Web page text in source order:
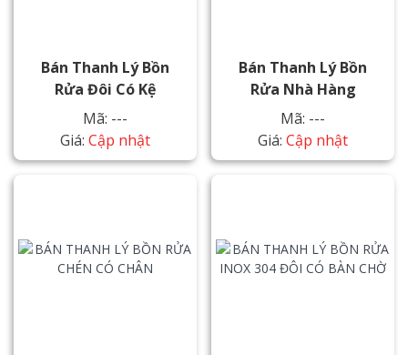
Bán Thanh Lý Bồn
Rửa Đôi Có Kệ
Mã: ---
Giá: Cập nhật
Bán Thanh Lý Bồn
Rửa Nhà Hàng
Mã: ---
Giá: Cập nhật